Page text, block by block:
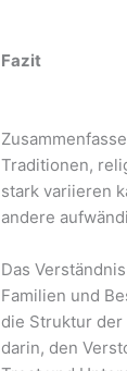
Fazit
Traditionen,
stark variieren
andere
Das
Familien und
die Struktur
darin, den